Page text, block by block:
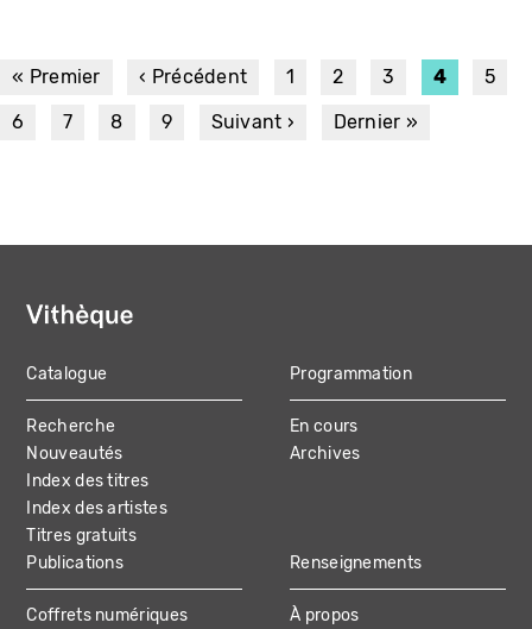
PAGINATION
Première
« Premier
Page
‹ Précédent Page
1 Page
2 Page
3
Page
courante
4 Page
5
Page
6 Page
7 Page
8 Page
9
Page
Suivant ›
Dernière
Dernier »
MAIN
NAVIGATION
Catalogue
Recherche
Nouveautés
Index des titres
Index des artistes
Titres gratuits
Programmation
En cours
Archives
Publications
Coffrets numériques
Renseignements
À propos